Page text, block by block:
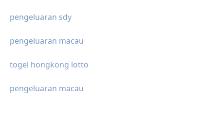
pengeluaran sdy
pengeluaran macau
togel hongkong lotto
pengeluaran macau